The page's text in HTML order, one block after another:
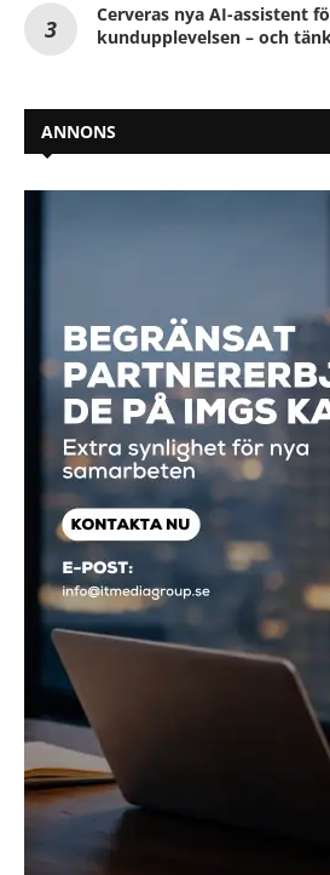
Cerveras nya AI-assistent
kundupplevelsen – och
ANNONS